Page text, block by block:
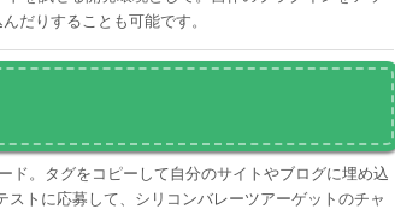
だりすることも可能です。
ド。タグをコピーして自分のサイトやブログに埋め込
ストに応募して、シリコンバレーツアーゲットのチャ